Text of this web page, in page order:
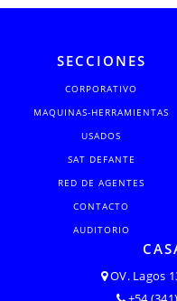
SECCIONES
CORPORATIVO
MAQUINAS-HERRAMIENTAS
USADOS
SAT DEFANTE
RED DE AGENTES
CONTACTO
AUDITORIO
OV. Lagos